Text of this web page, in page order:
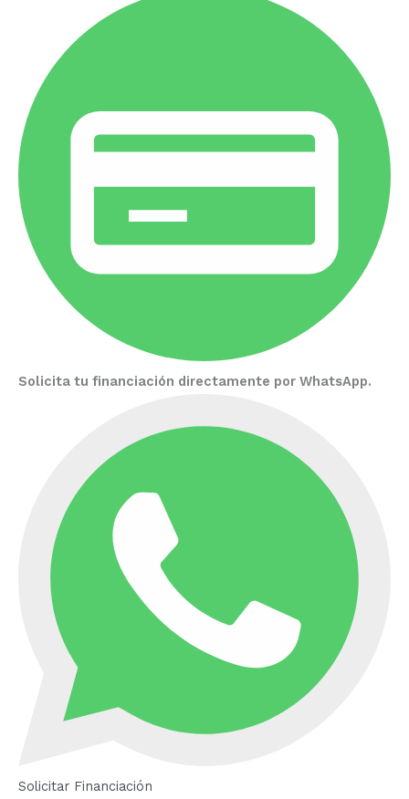
Solicita tu financiación directamente por WhatsApp.
Solicitar Financiación